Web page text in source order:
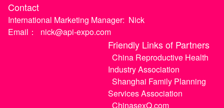
Contact
International Marketing Manager: Nick
Email：
nick@api-expo.com
Friendly Links of Partners
China Reproductive Health
Industry Association
Shanghai Family Planning
Services Association
ChinasexQ.com